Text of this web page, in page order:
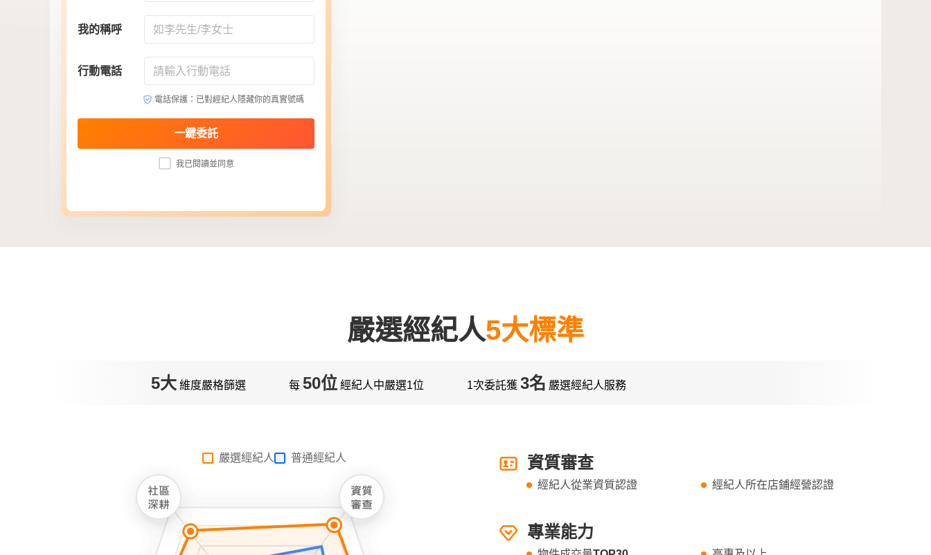
我的稱呼
行動電話
電話保護：已對經紀人隱藏你的真實號碼
一鍵委託
我已閱讀並同意
嚴選經紀人5大標準
5大 維度嚴格篩選 每 50位 經紀人中嚴選1位 1次委託獲 3名 嚴選經紀人服務
嚴選經紀人 普通經紀人 資質審查
經紀人從業資質認證 經紀人所在店鋪經營認證
專業能力